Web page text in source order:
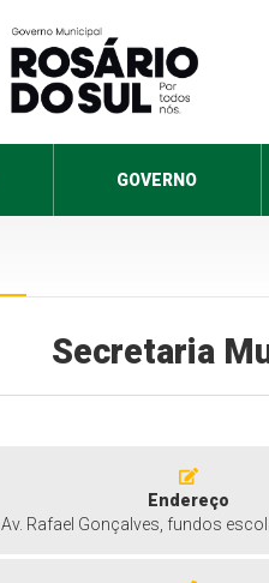
GOVERNO
Secretaria
Endereço
Av. Rafael Gonçalves, fundos